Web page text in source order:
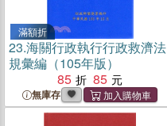
滿額折
23.海關行政執行行政救濟法
規彙編（105年版）
85
85
無庫存